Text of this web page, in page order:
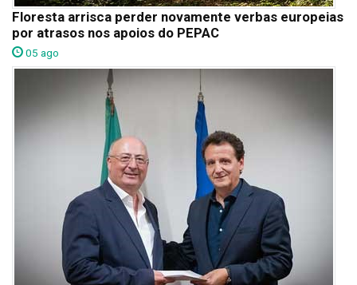
Floresta arrisca perder novamente verbas europeias
por atrasos nos apoios do PEPAC
05 ago